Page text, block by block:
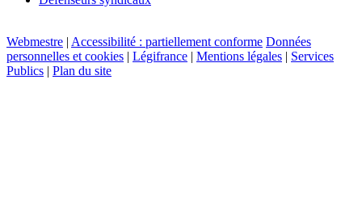
Webmestre Accessibilité : partiellement conforme Données
personnelles et cookies
Légifrance Mentions légales
Services
Publics
Plan du site